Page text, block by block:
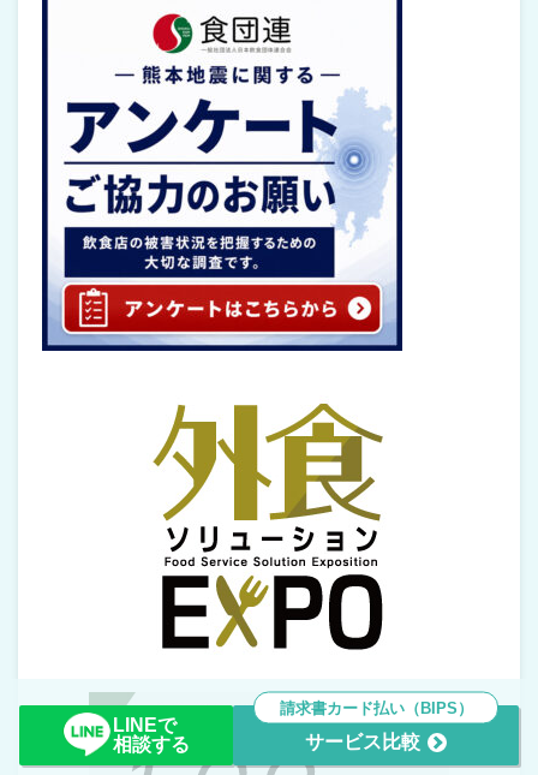
LINEで
相談する
請求書カード払い（BIPS）
サービス比較